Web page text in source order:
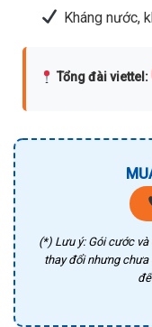
Kháng nước,
Tổng đài viettel :
(*) Lưu ý: Gói cước
thay đổi nhưng chưa